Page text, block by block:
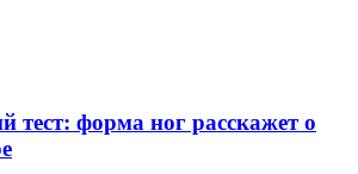
тест: форма ног расскажет о